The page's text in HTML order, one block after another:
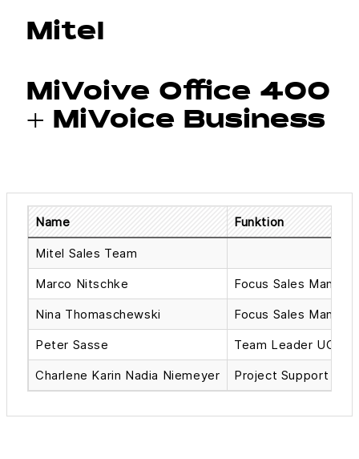
Mitel
MiVoive Office 400
+ MiVoice Business
Name Funktion
Mitel Sales Team
Marco Nitschke
Focus Sales
Nina Thomaschewski
Focus Sales
Peter Sasse
Team Leader UCC
Charlene Karin Nadia Niemeyer
Project Support